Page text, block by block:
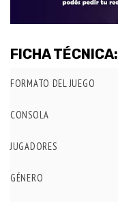
FICHA TÉCNICA:
FORMATO DEL JUEGO
CONSOLA
JUGADORES
GÉNERO